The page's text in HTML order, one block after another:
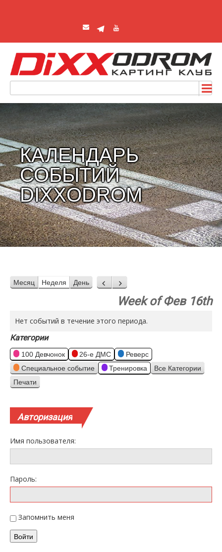
КАЛЕНДАРЬ
СОБЫТИЙ
DIXXODROM
Месяц Неделя День Назад
Вперед
Week of Фев 16th
Нет событий в течение этого периода.
Категории
100 Девчонок 26-е ДМС
Реверс
Специальное событие
Тренировка Все Категории
Просмотр
Печати
Авторизация
Имя пользователя:
Пароль:
Запомнить меня
Войти